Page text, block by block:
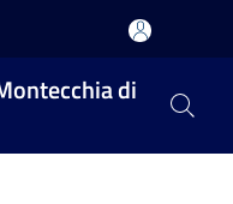
di